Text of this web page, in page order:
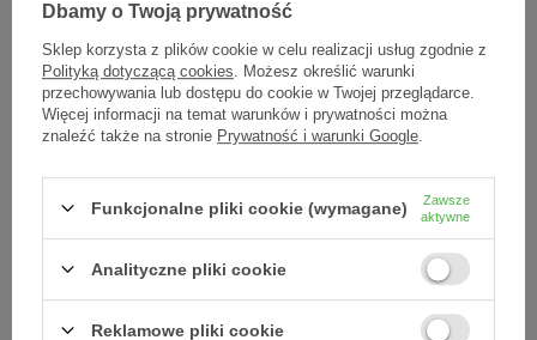
- + Dodaj do koszyka
Dodaj do listy zakupowej
Kod produktu:1210001168510
Dbamy o Twoją prywatność
Sklep korzysta z plików cookie w celu realizacji usług zgodnie z
Polityką dotyczącą cookies . Możesz określić warunki
przechowywania lub dostępu do cookie w Twojej przeglądarce.
Więcej informacji na temat warunków i prywatności można
znaleźć także na stronie Prywatność i warunki Google
Funkcjonalne pliki cookie (wymagane)
Zawsze
aktywne
Analityczne pliki cookie
Reklamowe pliki cookie